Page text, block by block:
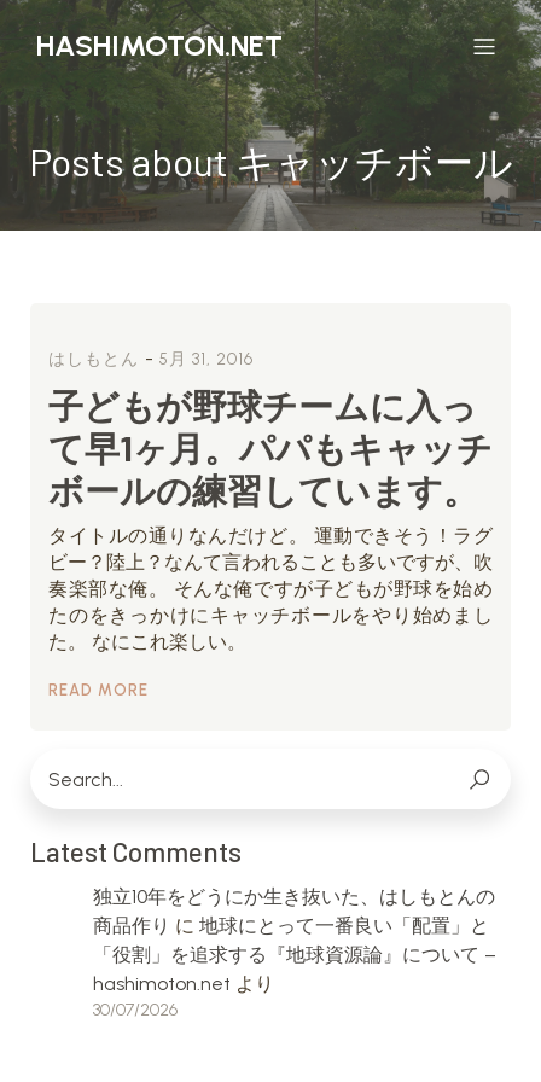
HASHIMOTON.NET
Posts about キャッチボール
はしもとん - 5月 31, 2016
子どもが野球チームに入っ
て早1ヶ月。パパもキャッチ
ボールの練習しています。
タイトルの通りなんだけど。 運動できそう！ラグ
ビー？陸上？なんて言われることも多いですが、吹
奏楽部な俺。 そんな俺ですが子どもが野球を始め
たのをきっかけにキャッチボールをやり始めまし
た。 なにこれ楽しい。
READ MORE
Latest Comments
独立10年をどうにか生き抜いた、はしもとんの
商品作り に 地球にとって一番良い「配置」と
「役割」を追求する『地球資源論』について –
hashimoton.net より
30/07/2026